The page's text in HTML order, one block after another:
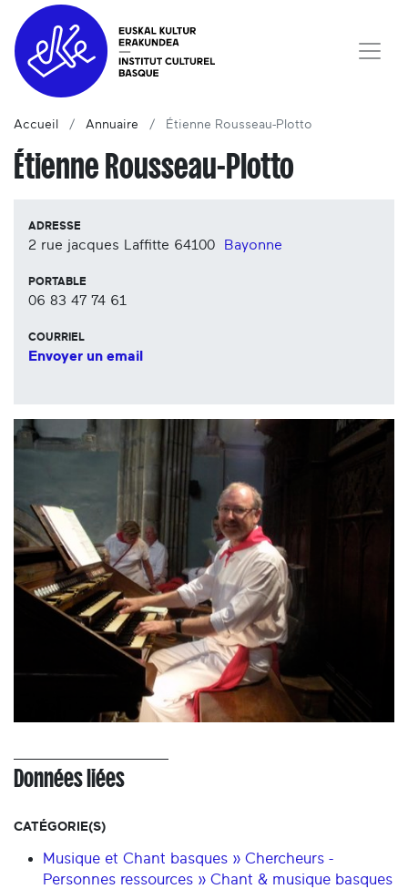
Accueil Annuaire Étienne Rousseau-Plotto
Étienne Rousseau-Plotto
ADRESSE
2 rue jacques Laffitte 64100 Bayonne
PORTABLE
06 83 47 74 61
COURRIEL
Envoyer un email
Données liées
CATÉGORIE(S)
Musique et Chant basques » Chercheurs -
Personnes ressources » Chant & musique basques